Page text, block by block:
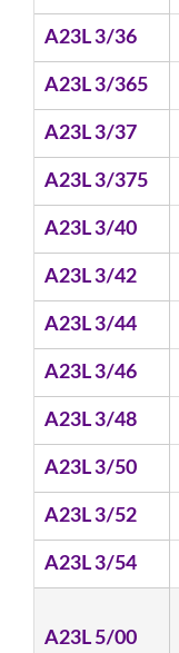
A23L 3/36
A23L 3/365
A23L 3/37
A23L 3/375
A23L 3/40
A23L 3/42
A23L 3/44
A23L 3/46
A23L 3/48
A23L 3/50
A23L 3/52
A23L 3/54
A23L 5/00